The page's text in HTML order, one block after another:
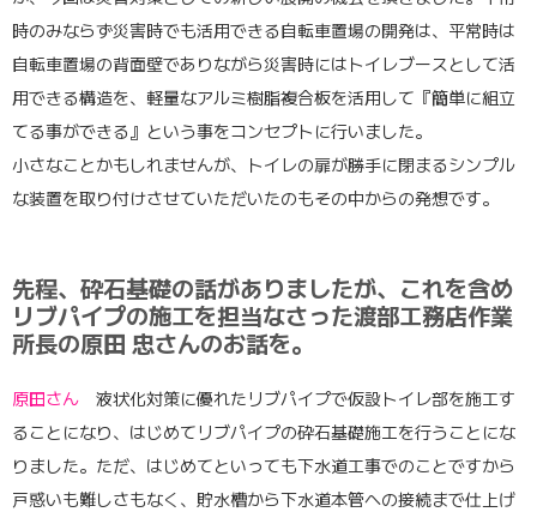
時のみならず災害時でも活用できる自転車置場の開発は、平常時は
自転車置場の背面壁でありながら災害時にはトイレブースとして活
用できる構造を、軽量なアルミ樹脂複合板を活用して『簡単に組立
てる事ができる』という事をコンセプトに行いました。
小さなことかもしれませんが、トイレの扉が勝手に閉まるシンプル
な装置を取り付けさせていただいたのもその中からの発想です。
先程、砕石基礎の話がありましたが、これを含め
リブパイプの施工を担当なさった渡部工務店作業
所長の原田 忠さんのお話を。
原田さん 液状化対策に優れたリブパイプで仮設トイレ部を施工す
ることになり、はじめてリブパイプの砕石基礎施工を行うことにな
りました。ただ、はじめてといっても下水道工事でのことですから
戸惑いも難しさもなく、貯水槽から下水道本管への接続まで仕上げ